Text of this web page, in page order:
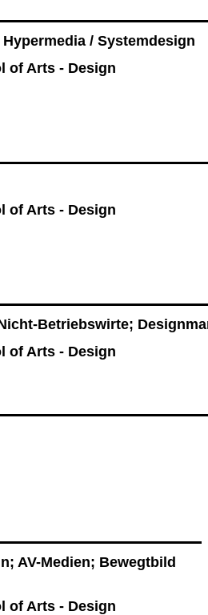
/ Systemdesign
of Arts - Design
of Arts - Design
Betriebswirte;
of Arts - Design
AV-Medien; Bewegtbild
of Arts - Design